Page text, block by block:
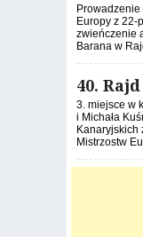
Europy z 22-
zwieńczenie
Barana w
40.
3. miejsce w
i Michała
Kanaryjskich
Mistrzostw